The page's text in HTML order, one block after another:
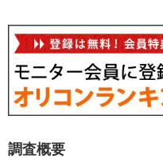
調査概要